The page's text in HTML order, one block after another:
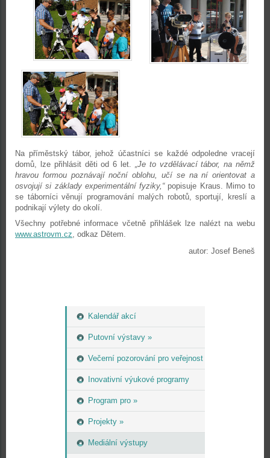
Kalendář akcí
Putovní výstavy »
Večerní pozorování pro veřejnost
Inovativní výukové programy
Program pro »
Projekty »
Mediální výstupy
Na příměstský tábor, jehož účastníci se každé odpoledne vracejí
domů, lze přihlásit děti od 6 let.
„Je to vzdělávací tábor, na němž
hravou formou poznávají noční oblohu, učí se na ní orientovat a
osvojují si základy experimentální fyziky,“ popisuje Kraus. Mimo to
se táborníci věnují programování malých robotů, sportují, kreslí a
podnikají výlety do okolí.
Všechny potřebné informace včetně přihlášek lze nalézt na webu
www.astrovm.cz , odkaz Dětem.
autor: Josef Beneš